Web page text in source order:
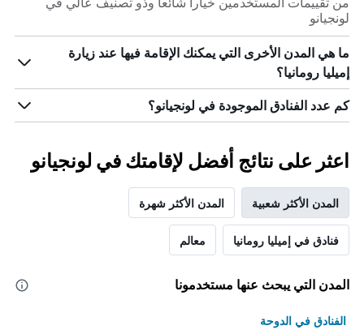
لونجيانو
ما هي المدن الأخرى التي يمكنك الإقامة فيها عند زيارة
إميليا رومانيا؟
كم عدد الفنادق الموجودة في لونجيانو؟
اعثر على نتائج أفضل لإقامتك في لونجيانو
المدن الأكثر شعبية المدن الأكثر شهرة
فنادق في إميليا رومانيا معالم
المدن التي يبحث عنها مستخدمونا
الفنادق في الدوحة